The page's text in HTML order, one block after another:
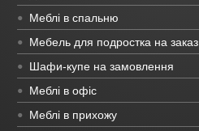
Меблі в спальню
Мебель для подростка на заказ
Шафи-купе на замовлення
Меблі в офіс
Меблі в прихожу